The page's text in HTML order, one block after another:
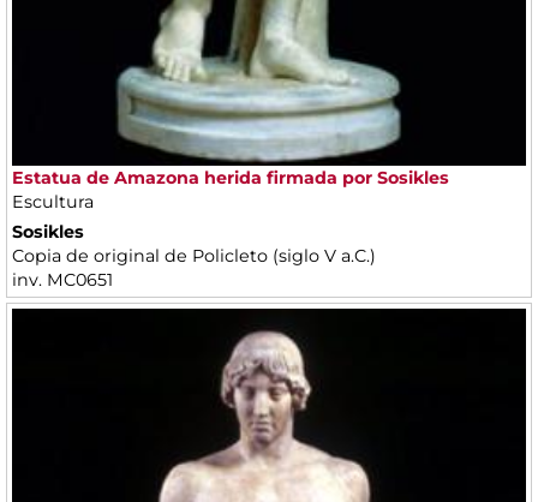
Estatua de Amazona herida firmada por Sosikles
Escultura
Sosikles
Copia de original de Policleto (siglo V a.C.)
inv. MC0651